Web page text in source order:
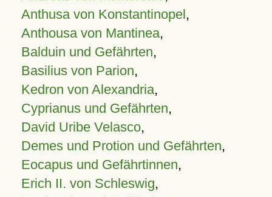
Anthusa von Konstantinopel,
Anthousa von Mantinea,
Balduin und Gefährten,
Basilius von Parion,
Kedron von Alexandria,
Cyprianus und Gefährten,
David Uribe Velasco,
Demes und Protion und Gefährten,
Eocapus und Gefährtinnen,
Erich II. von Schleswig,